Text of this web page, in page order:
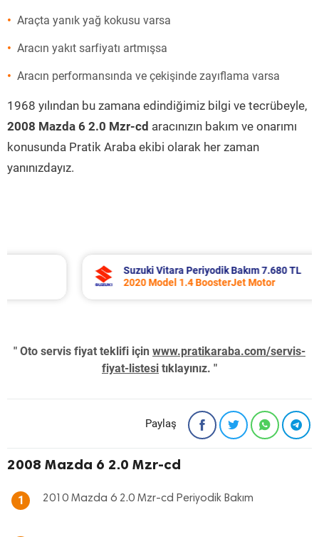
Araçta yanık yağ kokusu varsa
Aracın yakıt sarfiyatı artmışsa
Aracın performansında ve çekişinde zayıflama varsa
1968 yılından bu zamana edindiğimiz bilgi ve tecrübeyle,
2008 Mazda 6 2.0 Mzr-cd aracınızın bakım ve onarımı
konusunda Pratik Araba ekibi olarak her zaman
yanınızdayız.
Suzuki Vitara Periyodik Bakım 7.680 TL
2020 Model 1.4 BoosterJet Motor
" Oto servis fiyat teklifi için www.pratikaraba.com/servis-
fiyat-listesi tıklayınız. "
Paylaş
2008 Mazda 6 2.0 Mzr-cd
1 2010 Mazda 6 2.0 Mzr-cd Periyodik Bakım